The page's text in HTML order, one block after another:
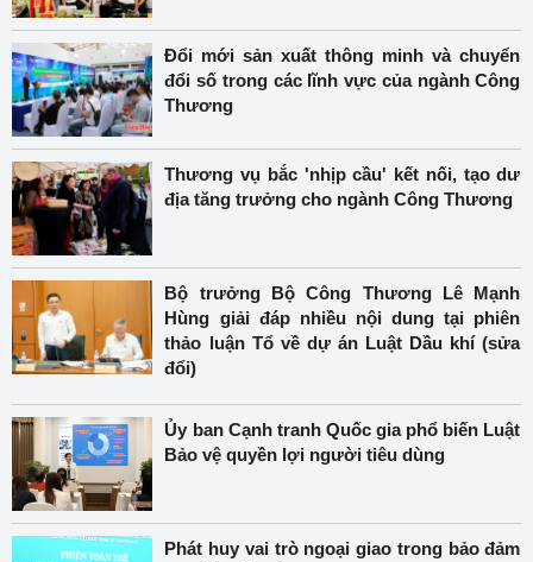
Đổi mới sản xuất thông minh và chuyển
đổi số trong các lĩnh vực của ngành Công
Thương
Thương vụ bắc 'nhịp cầu' kết nối, tạo dư
địa tăng trưởng cho ngành Công Thương
Bộ trưởng Bộ Công Thương Lê Mạnh
Hùng giải đáp nhiều nội dung tại phiên
thảo luận Tổ về dự án Luật Dầu khí (sửa
đổi)
Ủy ban Cạnh tranh Quốc gia phổ biến Luật
Bảo vệ quyền lợi người tiêu dùng
Phát huy vai trò ngoại giao trong bảo đảm